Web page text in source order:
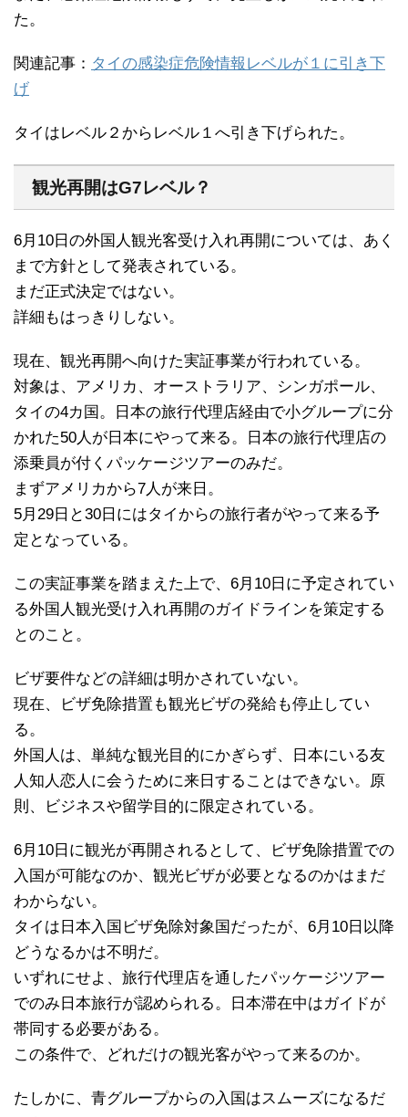
た。
関連記事： タイの感染症危険情報レベルが１に引き下
げ
タイはレベル２からレベル１へ引き下げられた。
観光再開はG7レベル？
6月10日の外国人観光客受け入れ再開については、あく
まで方針として発表されている。
まだ正式決定ではない。
詳細もはっきりしない。
現在、観光再開へ向けた実証事業が行われている。
対象は、アメリカ、オーストラリア、シンガポール、
タイの4カ国。日本の旅行代理店経由で小グループに分
かれた50人が日本にやって来る。日本の旅行代理店の
添乗員が付くパッケージツアーのみだ。
まずアメリカから7人が来日。
5月29日と30日にはタイからの旅行者がやって来る予
定となっている。
この実証事業を踏まえた上で、6月10日に予定されてい
る外国人観光受け入れ再開のガイドラインを策定する
とのこと。
ビザ要件などの詳細は明かされていない。
現在、ビザ免除措置も観光ビザの発給も停止してい
る。
外国人は、単純な観光目的にかぎらず、日本にいる友
人知人恋人に会うために来日することはできない。原
則、ビジネスや留学目的に限定されている。
6月10日に観光が再開されるとして、ビザ免除措置での
入国が可能なのか、観光ビザが必要となるのかはまだ
わからない。
タイは日本入国ビザ免除対象国だったが、6月10日以降
どうなるかは不明だ。
いずれにせよ、旅行代理店を通したパッケージツアー
でのみ日本旅行が認められる。日本滞在中はガイドが
帯同する必要がある。
この条件で、どれだけの観光客がやって来るのか。
たしかに、青グループからの入国はスムーズになるだ